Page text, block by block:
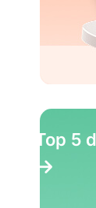
Top 5